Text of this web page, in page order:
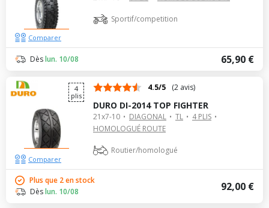
Sportif/competition
65,90 €
Dèslun. 10/08
Comparer
4
plis
4.5/5 (2 avis)
DURO DI-2014 TOP FIGHTER
21x7-10 DIAGONAL TL
4 PLIS
HOMOLOGUÉ ROUTE
Routier/homologué
92,00 €
Plus que 2 en stock
Dèslun. 10/08
Comparer